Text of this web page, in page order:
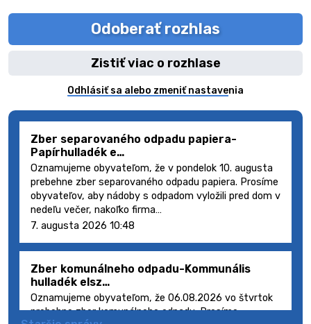
Odoberať rozhlas
Zistiť viac o rozhlase
Odhlásiť sa alebo zmeniť nastavenia
Zber separovaného odpadu papiera-
Papírhulladék e…
Oznamujeme obyvateľom, že v pondelok 10. augusta
prebehne zber separovaného odpadu papiera. Prosíme
obyvateľov, aby nádoby s odpadom vyložili pred dom v
nedeľu večer, nakoľko firma…
7. augusta 2026 10:48
Zber komunálneho odpadu-Kommunális
hulladék elsz…
Oznamujeme obyvateľom, že 06.08.2026 vo štvrtok
prebehne zber komunálneho odpadu. Prosíme